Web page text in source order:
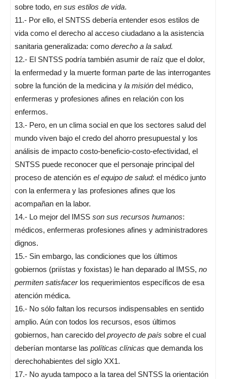
sobre todo, en sus estilos de vida.
11.- Por ello, el SNTSS debería entender esos estilos de
vida como el derecho al acceso ciudadano a la asistencia
sanitaria generalizada: como derecho a la salud.
12.- El SNTSS podría también asumir de raíz que el dolor,
la enfermedad y la muerte forman parte de las interro­gantes
sobre la función de la medicina y la misión del médico,
enfermeras y profesiones afines en rela­ción con los
enfermos.
13.- Pero, en un clima social en que los sectores salud del
mundo viven bajo el credo del ahorro presupuestal y los
análisis de impacto costo-beneficio-costo-efectividad, el
SNTSS puede reconocer que el personaje principal del
proceso de atención es el equipo de salud: el médico junto
con la enfermera y las profesiones afines que los
acompañan en la labor.
14.- Lo mejor del IMSS son sus recursos humanos:
médicos, enfermeras profesiones afines y administradores
dignos.
15.- Sin embargo, las condiciones que los últimos
gobiernos (priístas y foxistas) le han deparado al IMSS, no
permiten satisfacerlos requerimientos específicos de esa
atención médica.
16.- No sólo faltan los recursos indispensables en sentido
amplio. Aún con todos los recursos, esos últimos
gobiernos, han carecido del proyecto de país sobre el cual
deberían montarse las políticas clínicas que demanda los
derechohabientes del siglo XX1.
17.- No ayuda tampoco a la tarea del SNTSS la orientación